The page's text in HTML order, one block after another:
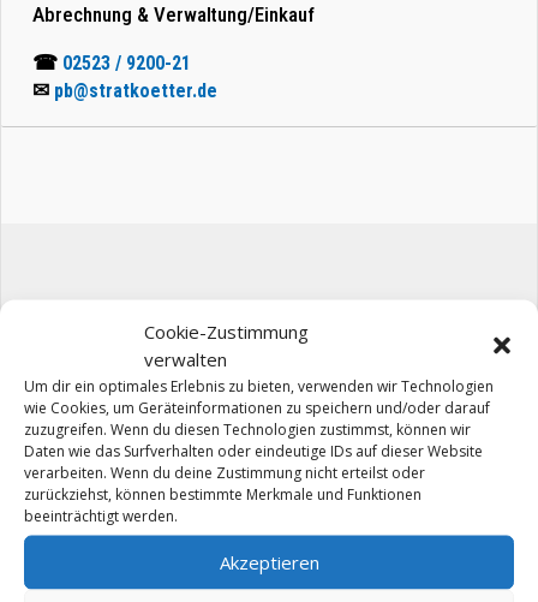
Cookie-Zustimmung
verwalten
Um dir ein optimales Erlebnis zu bieten, verwenden wir Technologien
wie Cookies, um Geräteinformationen zu speichern und/oder darauf
zuzugreifen. Wenn du diesen Technologien zustimmst, können wir
Daten wie das Surfverhalten oder eindeutige IDs auf dieser Website
verarbeiten. Wenn du deine Zustimmung nicht erteilst oder
zurückziehst, können bestimmte Merkmale und Funktionen
beeinträchtigt werden.
Akzeptieren
Abrechnung & Verwaltung/Einkauf
☎ 02523 / 9200-21
✉ pb@stratkoetter.de